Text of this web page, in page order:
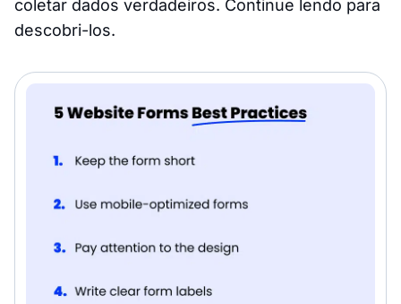
coletar dados verdadeiros. Continue lendo para
descobri-los.